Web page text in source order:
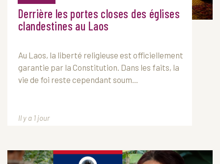
Derrière les portes closes des églises
clandestines au Laos
Au Laos, la liberté religieuse est officiellement
garantie par la Constitution. Dans les faits, la
vie de foi reste cependant soum...
Il y a 1 jour